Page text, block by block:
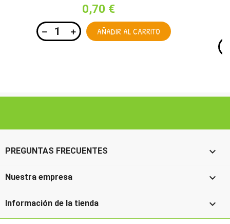
0,70 €
AÑADIR AL CARRITO
PREGUNTAS FRECUENTES 
Nuestra empresa 
Información de la tienda 